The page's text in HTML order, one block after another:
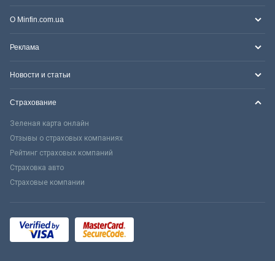
О Minfin.com.ua
Реклама
Новости и статьи
Страхование
Зеленая карта онлайн
Отзывы о страховых компаниях
Рейтинг страховых компаний
Страховка авто
Страховые компании